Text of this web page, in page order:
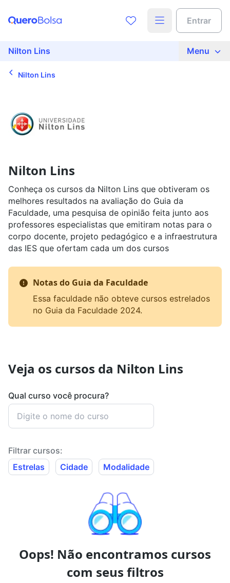
Entrar
Nilton Lins Menu
Nilton Lins
Nilton Lins
Conheça os cursos da Nilton Lins que obtiveram os
melhores resultados na avaliação do Guia da
Faculdade, uma pesquisa de opinião feita junto aos
professores especialistas que emitiram notas para o
corpo docente, projeto pedagógico e a infraestrutura
das IES que ofertam cada um dos cursos
Notas do Guia da Faculdade
Essa faculdade não obteve cursos estrelados
no Guia da Faculdade 2024.
Veja os cursos da Nilton Lins
Qual curso você procura?
Filtrar cursos:
Estrelas
Cidade Modalidade
Oops! Não encontramos cursos
com seus filtros